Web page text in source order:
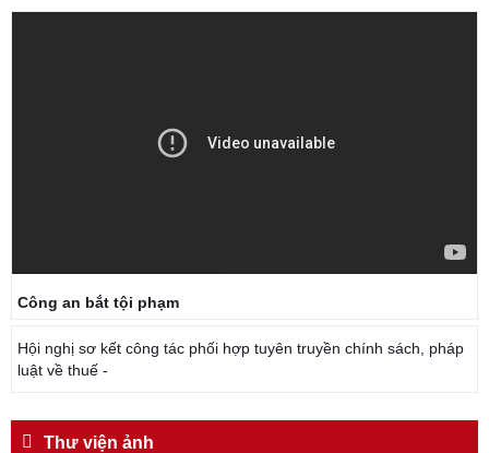
ngày 11 tháng 3 năm 1948.
Công an bắt tội phạm
Hội nghị sơ kết công tác phối hợp tuyên truyền chính sách, pháp
luật về thuế -
Thư viện ảnh